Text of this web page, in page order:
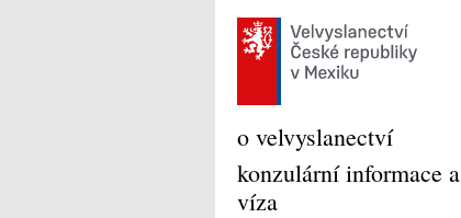
o velvyslanectví
konzulární informace a
víza